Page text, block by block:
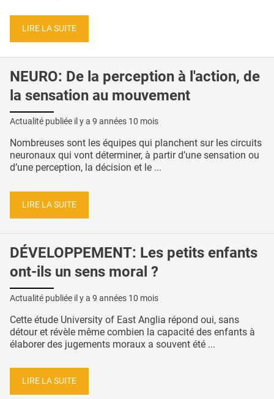
LIRE LA SUITE
NEURO: De la perception à l'action, de
la sensation au mouvement
Actualité publiée il y a 9 années 10 mois
Nombreuses sont les équipes qui planchent sur les circuits
neuronaux qui vont déterminer, à partir d’une sensation ou
d’une perception, la décision et le ...
LIRE LA SUITE
DÉVELOPPEMENT: Les petits enfants
ont-ils un sens moral ?
Actualité publiée il y a 9 années 10 mois
Cette étude University of East Anglia répond oui, sans
détour et révèle même combien la capacité des enfants à
élaborer des jugements moraux a souvent été ...
LIRE LA SUITE